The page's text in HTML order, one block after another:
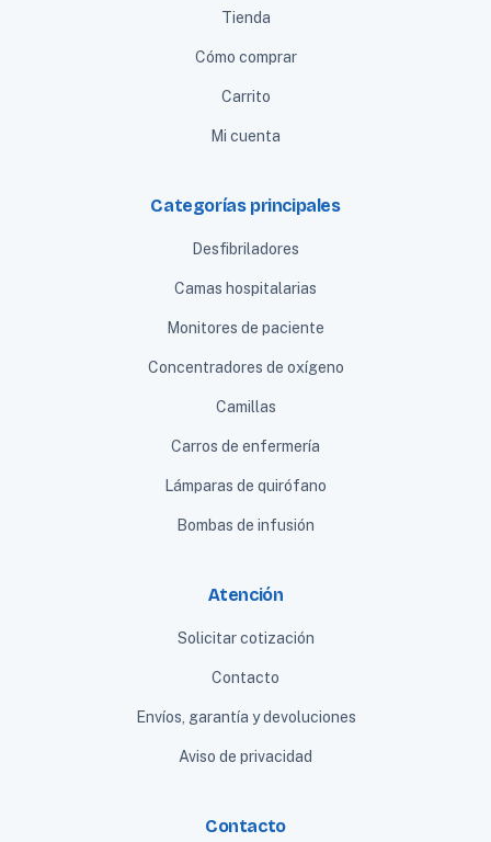
Tienda
Cómo comprar
Carrito
Mi cuenta
Categorías principales
Desfibriladores
Camas hospitalarias
Monitores de paciente
Concentradores de oxígeno
Camillas
Carros de enfermería
Lámparas de quirófano
Bombas de infusión
Atención
Solicitar cotización
Contacto
Envíos, garantía y devoluciones
Aviso de privacidad
Contacto